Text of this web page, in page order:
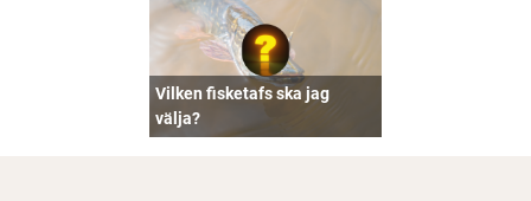
Vilken fisketafs ska jag
välja?